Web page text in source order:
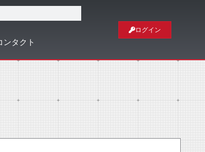
ンタクト
ログイン